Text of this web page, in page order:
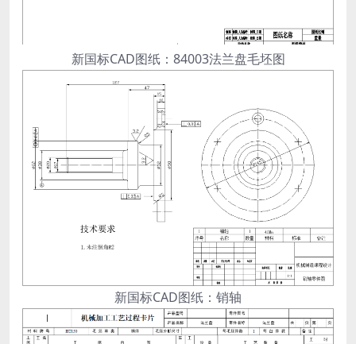
新国标CAD图纸：84003法兰盘毛坯图
新国标CAD图纸：销轴